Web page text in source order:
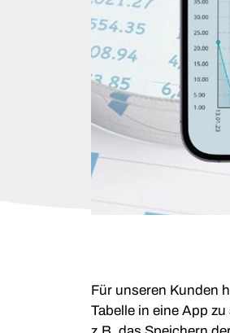
Für unseren Kunden
Tabelle in eine App